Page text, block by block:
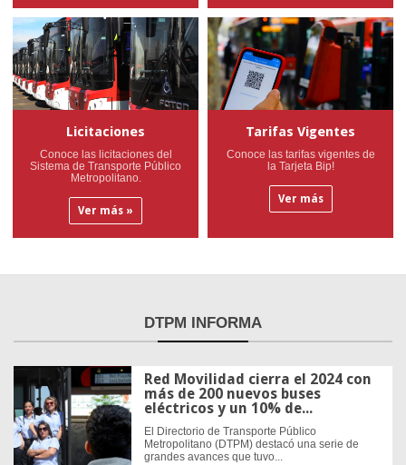
Licitaciones
Conoce las licitaciones del
Sistema de Transporte Público
Metropolitano.
Ver más »
Tarifas Vigentes
Conoce las tarifas vigentes de
la Tarjeta Bip!
Ver más
DTPM INFORMA
Red Movilidad cierra el 2024 con
más de 200 nuevos buses
eléctricos y un 10% de...
El Directorio de Transporte Público
Metropolitano (DTPM) destacó una serie de
grandes avances que tuvo...